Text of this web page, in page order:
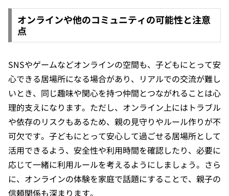
オンラインや他のコミュニティの可能性と注意
点
SNSやゲームなどオンラインの空間も、子どもにとって安
心できる居場所になる場合があり、リアルでの交流が難し
いとき、同じ趣味や関心を持つ仲間とつながれることは心
理的支えになります。ただし、オンライン上にはトラブル
や依存のリスクもあるため、親の見守りやルール作りが不
可欠です。子どもにとって安心して過ごせる居場所として
活用できるよう、安全性や利用時間を確認したり、必要に
応じて一緒に利用ルールを考えるようにしましょう。さら
に、オンラインの体験を家庭で話題にすることで、親子の
信頼関係も深まります。